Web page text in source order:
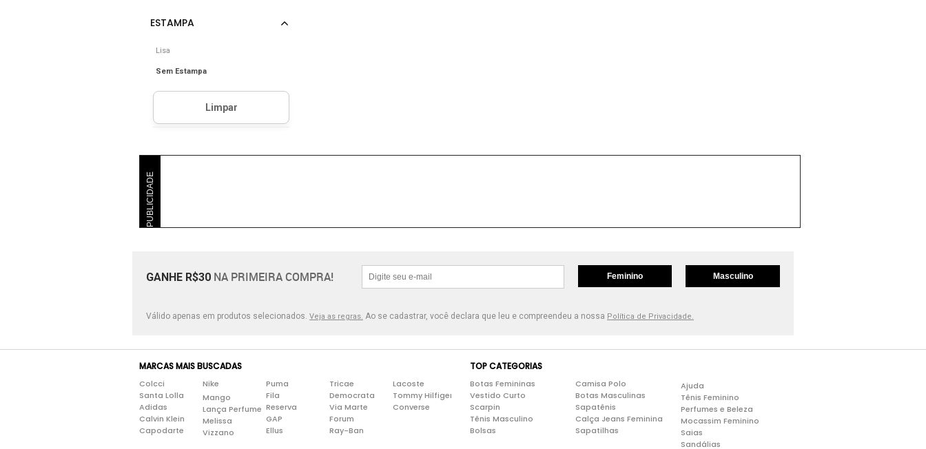
Lisa
Sem Estampa
PUBLICIDADE
GANHE R$30 NA PRIMEIRA COMPRA! Feminino Masculino
Válido apenas em produtos selecionados. Veja as regras. Ao se cadastrar, você declara que leu e compreendeu a nossa Política de Privacidade.
MARCAS MAIS BUSCADAS
Colcci
Santa Lolla
Adidas
Calvin Klein
Capodarte
Nike
Mango
Lança Perfume
Melissa
Vizzano
Puma
Fila
Reserva
GAP
Ellus
Tricae
Democrata
Via Marte
Forum
Ray-Ban
Lacoste
Tommy Hilfiger
Converse
TOP CATEGORIAS
Botas Femininas
Vestido Curto
Scarpin
Tênis Masculino
Bolsas
Camisa Polo
Botas Masculinas
Sapatênis
Calça Jeans Feminina
Sapatilhas
Ajuda
Tênis Feminino
Perfumes e Beleza
Mocassim Feminino
Saias
Sandálias